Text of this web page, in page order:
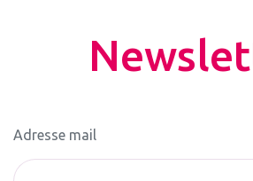
Adresse mail